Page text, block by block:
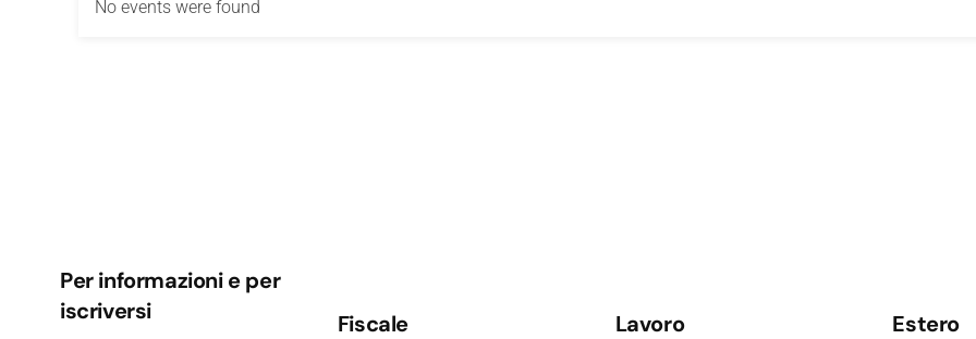
No events were found
Per informazioni e per
iscriversi
Fiscale Lavoro Estero